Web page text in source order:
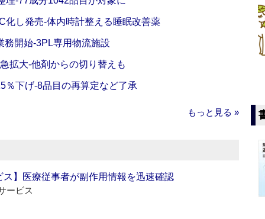
し発売‐体内時計整える睡眠改善薬
開始‐3PL専用物流施設
拡大‐他剤からの切り替えも
下げ‐8品目の再算定など了承
もっと見る »
】医療従事者が副作用情報を迅速確認
ービス